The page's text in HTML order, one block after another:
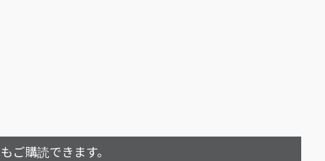
ご購読できます。